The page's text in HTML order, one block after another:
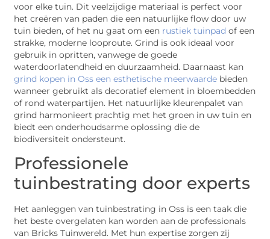
voor elke tuin. Dit veelzijdige materiaal is perfect voor
het creëren van paden die een natuurlijke flow door uw
tuin bieden, of het nu gaat om een rustiek tuinpad of een
strakke, moderne looproute. Grind is ook ideaal voor
gebruik in opritten, vanwege de goede
waterdoorlatendheid en duurzaamheid. Daarnaast kan
grind kopen in Oss een esthetische meerwaarde bieden
wanneer gebruikt als decoratief element in bloembedden
of rond waterpartijen. Het natuurlijke kleurenpalet van
grind harmonieert prachtig met het groen in uw tuin en
biedt een onderhoudsarme oplossing die de
biodiversiteit ondersteunt.
Professionele
tuinbestrating door experts
Het aanleggen van tuinbestrating in Oss is een taak die
het beste overgelaten kan worden aan de professionals
van Bricks Tuinwereld. Met hun expertise zorgen zij